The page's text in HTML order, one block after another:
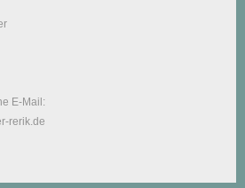
E-Mail:
rerik.de